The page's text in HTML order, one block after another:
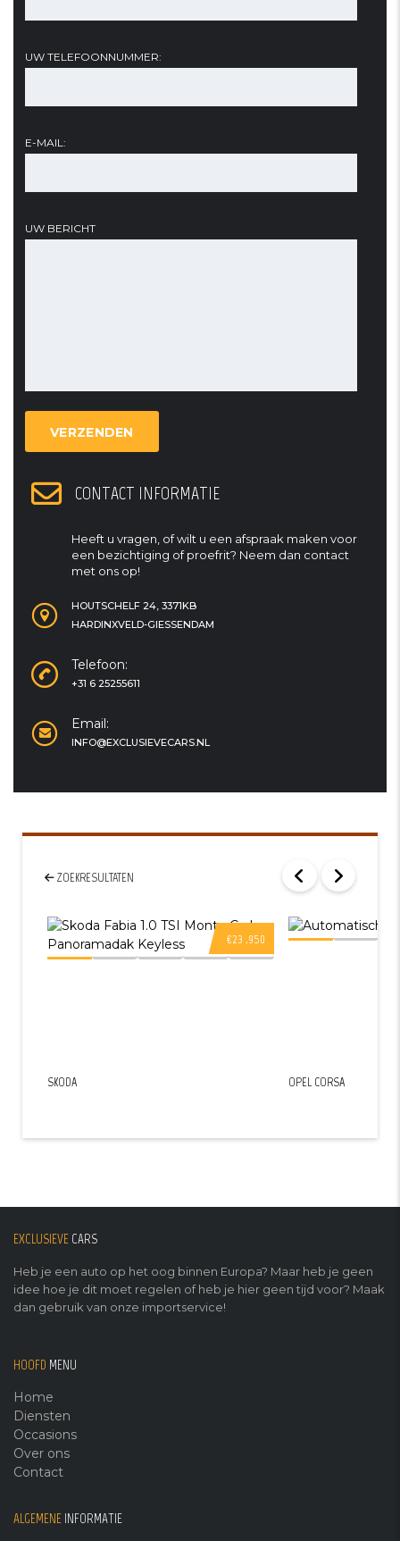
UW TELEFOONNUMMER:
E-MAIL:
UW BERICHT
CONTACT INFORMATIE
Heeft u vragen, of wilt u een afspraak maken voor
een bezichtiging of proefrit? Neem dan contact
met ons op!
HOUTSCHELF 24, 3371KB
HARDINXVELD-GIESSENDAM
Telefoon:
+31 6 25255611
Email:
INFO@EXCLUSIEVECARS.NL
ZOEKRESULTATEN
€23 ,950
SKODA OPEL CORSA
EXCLUSIEVE CARS
Heb je een auto op het oog binnen Europa? Maar heb je geen
idee hoe je dit moet regelen of heb je hier geen tijd voor? Maak
dan gebruik van onze importservice!
HOOFD MENU
Home
Diensten
Occasions
Over ons
Contact
ALGEMENE INFORMATIE